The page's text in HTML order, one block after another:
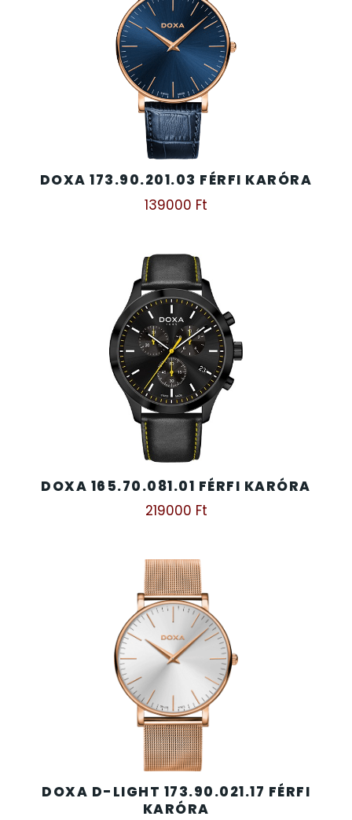
DOXA 173.90.201.03 FÉRFI KARÓRA
139000 Ft
DOXA 165.70.081.01 FÉRFI KARÓRA
219000 Ft
DOXA D-LIGHT 173.90.021.17 FÉRFI
KARÓRA